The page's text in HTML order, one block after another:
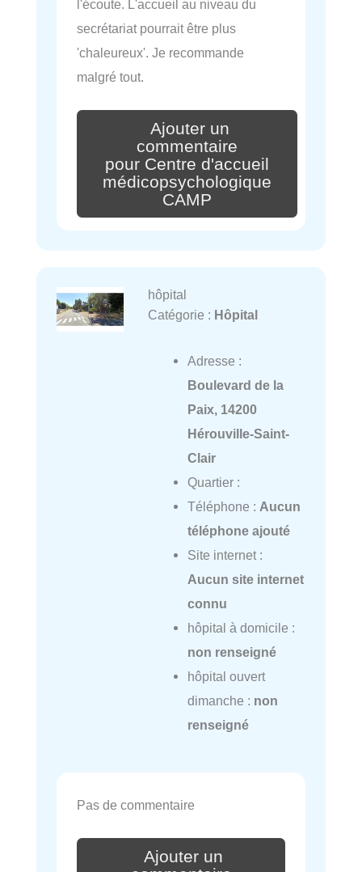
l'écoute. L'accueil au niveau du
secrétariat pourrait être plus
'chaleureux'. Je recommande
malgré tout.
Ajouter un
commentaire
pour Centre d'accueil
médicopsychologique
CAMP
hôpital
Catégorie : Hôpital
Adresse :
Boulevard de la
Paix, 14200
Hérouville-Saint-
Clair
Quartier :
Téléphone : Aucun
téléphone ajouté
Site internet :
Aucun site internet
connu
hôpital à domicile :
non renseigné
hôpital ouvert
dimanche : non
renseigné
Pas de commentaire
Ajouter un